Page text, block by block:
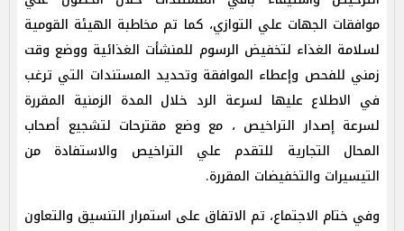
موافقات الجهات علي التوازي، كما تم مخاطبة الهيئة القومية
لسلامة الغذاء لتخفيض الرسوم للمنشأت الغذائية ووضع وقت
زمني للفحص وإعطاء الموافقة وتحديد المستندات التي ترغب
في الاطلاع عليها لسرعة الرد خلال المدة الزمنية المقررة
لسرعة إصدار التراخيص ، مع وضع مقترحات لتشجيع أصحاب
المحال التجارية للتقدم علي التراخيص والاستفادة من
التيسيرات والتخفيضات المقررة.
وفي ختام الاجتماع، تم الاتفاق على استمرار التنسيق والتعاون